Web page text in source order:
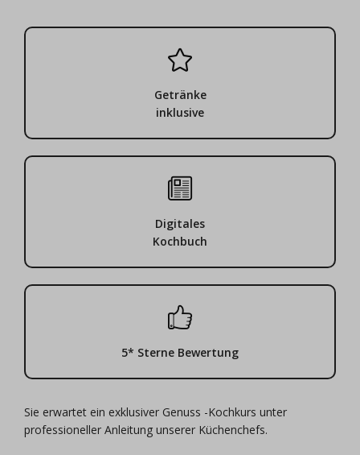
Getränke
inklusive
Digitales
Kochbuch
5* Sterne Bewertung
Sie erwartet ein exklusiver Genuss -Kochkurs unter
professioneller Anleitung unserer Küchenchefs.